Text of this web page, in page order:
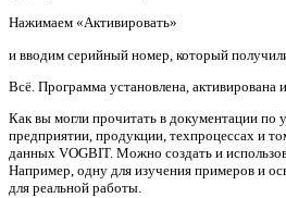
Нажимаем «Активировать»
и вводим серийный номер, который
Всё. Программа установлена, активирована
Как вы могли прочитать в документации по
предприятии, продукции, техпроцессах и
данных VOGBIT. Можно создать и
Например, одну для изучения примеров и
для реальной работы.